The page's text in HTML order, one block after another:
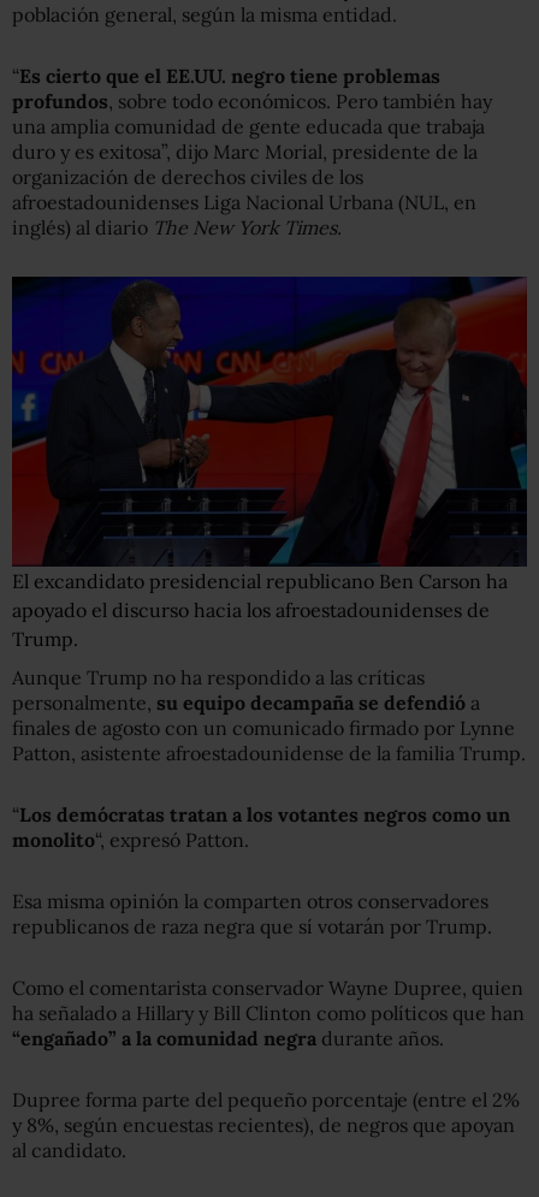
población general, según la misma entidad.
“Es cierto que el EE.UU. negro tiene problemas
profundos, sobre todo económicos. Pero también hay
una amplia comunidad de gente educada que trabaja
duro y es exitosa”, dijo Marc Morial, presidente de la
organización de derechos civiles de los
afroestadounidenses Liga Nacional Urbana (NUL, en
inglés) al diario The New York Times.
El excandidato presidencial republicano Ben Carson ha
apoyado el discurso hacia los afroestadounidenses de
Trump.
Aunque Trump no ha respondido a las críticas
personalmente, su equipo decampaña se defendió a
finales de agosto con un comunicado firmado por Lynne
Patton, asistente afroestadounidense de la familia Trump.
“Los demócratas tratan a los votantes negros como un
monolito“, expresó Patton.
Esa misma opinión la comparten otros conservadores
republicanos de raza negra que sí votarán por Trump.
Como el comentarista conservador Wayne Dupree, quien
ha señalado a Hillary y Bill Clinton como políticos que han
“engañado” a la comunidad negra durante años.
Dupree forma parte del pequeño porcentaje (entre el 2%
y 8%, según encuestas recientes), de negros que apoyan
al candidato.